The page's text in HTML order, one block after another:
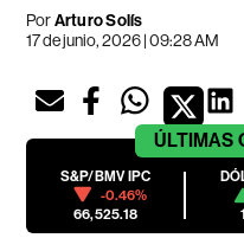
PorArturo Solís
17 de junio, 2026 | 09:28 AM
ÚLTIMAS
S&P/BMV IPC
-0.46%
66,525.18